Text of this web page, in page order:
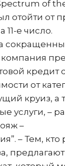
of
отойти от
11-е число.
компания
кредит
от
круиз, а
услуги, –
–
– Тем,